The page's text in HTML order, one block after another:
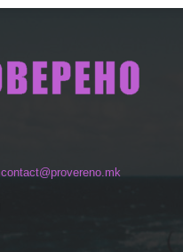
contact@provereno.mk